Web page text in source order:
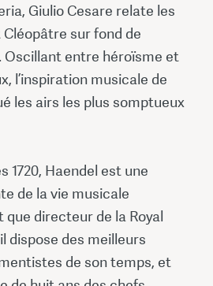
Giulio Cesare relate les
sur fond de
Oscillant entre héroïsme et
l’inspiration musicale de
les airs les plus somptueux
1720, Haendel est une
de la vie musicale
que directeur de la Royal
dispose des meilleurs
de son temps, et